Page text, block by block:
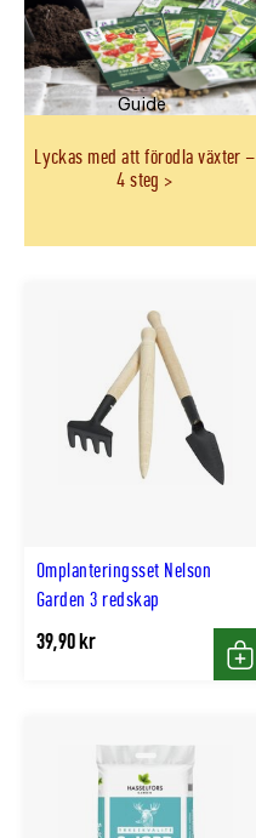
Guide
Lyckas med att förodla växter –
4 steg
Omplanteringsset Nelson
Garden 3 redskap
39,90 kr
Köp